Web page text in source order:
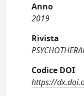
Anno
2019
Rivista
Codice DOI
https://